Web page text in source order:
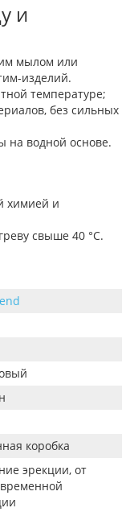
и
мылом или
изделий.
температуре;
без сильных
на водной основе.
химией и
свыше 40 °C.
коробка
эрекции, от